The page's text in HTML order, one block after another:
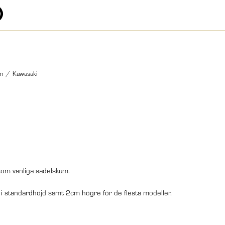
/ Kawasaki
vanliga sadelskum.
standardhöjd samt 2cm högre för de flesta modeller.